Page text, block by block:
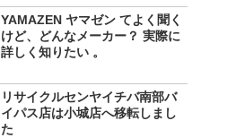
YAMAZEN ヤマゼン てよく聞く
けど、どんなメーカー？ 実際に
詳しく知りたい 。
リサイクルセンヤイチバ南部バ
イパス店は小城店へ移転しまし
た